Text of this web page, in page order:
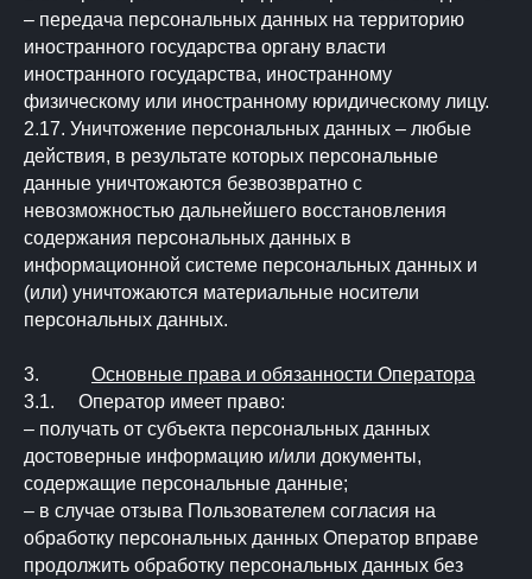
– передача персональных данных на территорию
иностранного государства органу власти
иностранного государства, иностранному
физическому или иностранному юридическому лицу.
2.17. Уничтожение персональных данных – любые
действия, в результате которых персональные
данные уничтожаются безвозвратно с
невозможностью дальнейшего восстановления
содержания персональных данных в
информационной системе персональных данных и
(или) уничтожаются материальные носители
персональных данных.
3. Основные права и обязанности Оператора
3.1. Оператор имеет право:
– получать от субъекта персональных данных
достоверные информацию и/или документы,
содержащие персональные данные;
– в случае отзыва Пользователем согласия на
обработку персональных данных Оператор вправе
продолжить обработку персональных данных без